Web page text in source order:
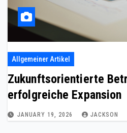
Allgemeiner Artikel
Zukunftsorientierte
erfolgreiche Expansion
JANUARY 19, 2026 JACKSON